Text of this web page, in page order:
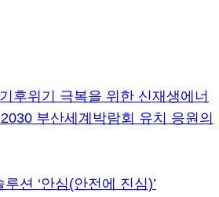
후위기 극복을 위한 신재생에너
부산세계박람회 유치 응원의
션 ‘안심(안전에 진심)’